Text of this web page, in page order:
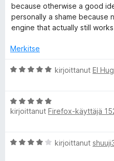
because otherwise a good
personally a shame because
engine that actually still
Merkitse
A
i
o
u
kirjoittanut El
A
r
o
kirjoittanut Firefox-käyttäjä
A
kirjoittanut